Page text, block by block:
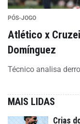
PÓS-JOGO
Atlético x
Domínguez
Técnico analisa
MAIS LIDAS
Crias